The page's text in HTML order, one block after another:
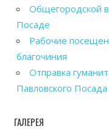
Общегородской
Посаде
Рабочие
благочиния
Отправка
Павловского Посада
ГАЛЕРЕЯ